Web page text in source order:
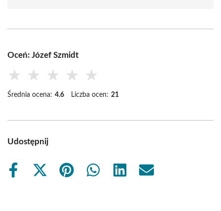
Oceń: Józef Szmidt
★ ★ ★ ★ ★
Średnia ocena: 4.6 Liczba ocen: 21
Udostępnij
Share
Share
Share
Share
Share
Share